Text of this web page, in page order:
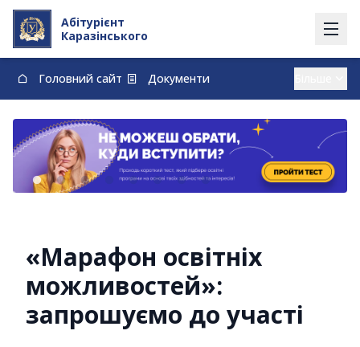
Абітурієнт
Каразінського
Головний сайт
Документи
Вступ із тимчасово окупованих території
Контакти
Карта
Договори про навчання та оплату навчання
vstup@karazin.ua
0-800-33-48-73
«Марафон освітніх
можливостей»:
запрошуємо до участі